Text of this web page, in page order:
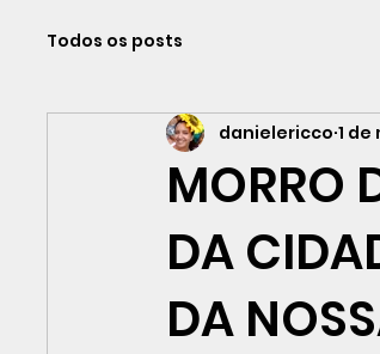
Todos os posts
MORRO
DA
DA
danielericco 1 de